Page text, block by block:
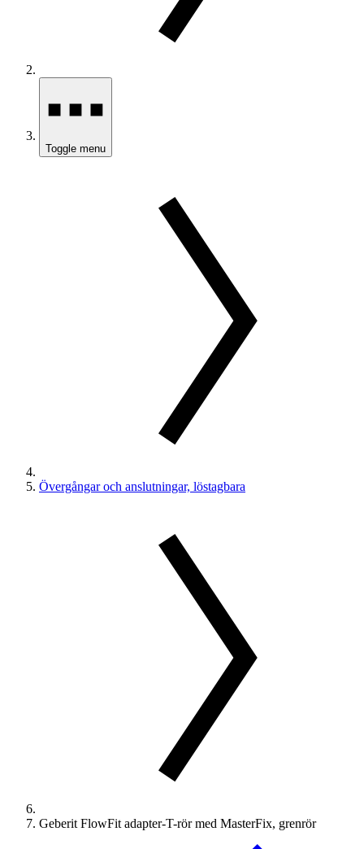
Toggle menu
Övergångar och anslutningar, löstagbara
Geberit FlowFit adapter-T-rör med MasterFix, grenrör